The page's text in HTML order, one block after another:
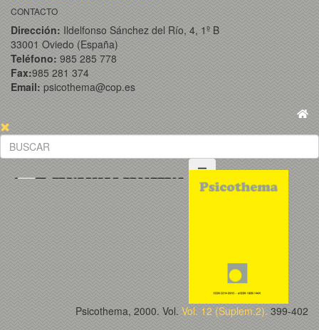
CONTACTO
Dirección: Ildelfonso Sánchez del Río, 4, 1º B
33001 Oviedo (España)
Teléfono: 985 285 778
Fax:985 281 374
Email: psicothema@cop.es
Psicothema, 2000. Vol. Vol. 12 (Suplem.2). 399-402